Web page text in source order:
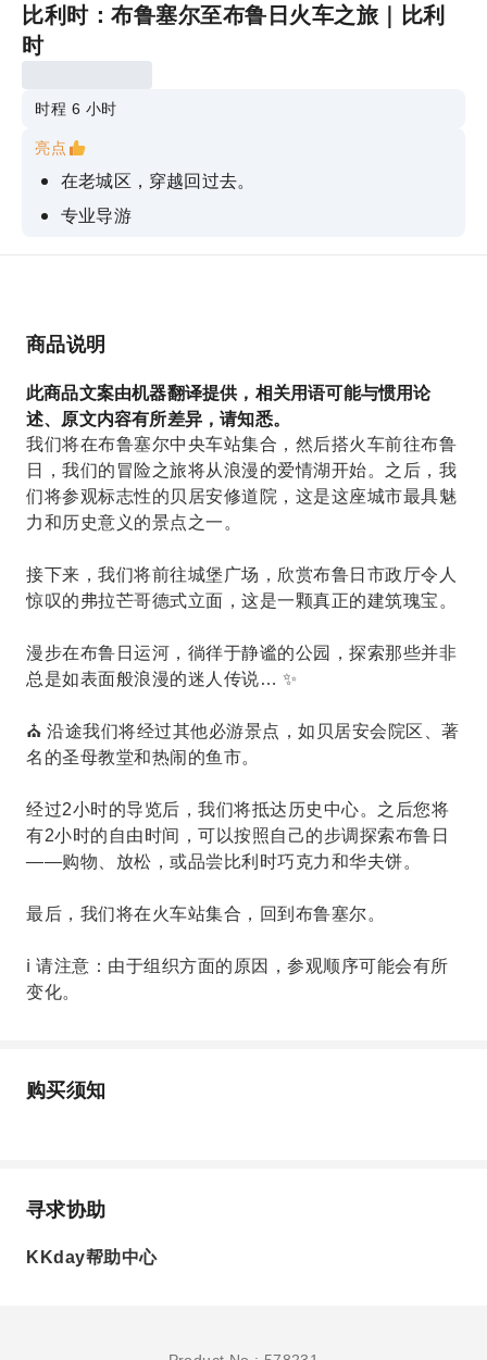
比利时：布鲁塞尔至布鲁日火车之旅｜比利
时
时程 6 小时
亮点
在老城区，穿越回过去。
专业导游
惊叹于布鲁日运河
商品说明
此商品文案由机器翻译提供，相关用语可能与惯用论
述、原文内容有所差异，请知悉。
我们将在布鲁塞尔中央车站集合，然后搭火车前往布鲁
日，我们的冒险之旅将从浪漫的爱情湖开始。之后，我
们将参观标志性的贝居安修道院，这是这座城市最具魅
力和历史意义的景点之一。
接下来，我们将前往城堡广场，欣赏布鲁日市政厅令人
惊叹的弗拉芒哥德式立面，这是一颗真正的建筑瑰宝。
漫步在布鲁日运河，徜徉于静谧的公园，探索那些并非
总是如表面般浪漫的迷人传说… ✨
⛪ 沿途我们将经过其他必游景点，如贝居安会院区、著
名的圣母教堂和热闹的鱼市。
经过2小时的导览后，我们将抵达历史中心。之后您将
有2小时的自由时间，可以按照自己的步调探索布鲁日
——购物、放松，或品尝比利时巧克力和华夫饼。
最后，我们将在火车站集合，回到布鲁塞尔。
ℹ️ 请注意：由于组织方面的原因，参观顺序可能会有所
变化。
购买须知
寻求协助
KKday帮助中心